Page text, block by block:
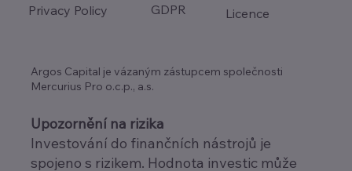
Argos Capital je vázaným zástupcem společnosti
Mercurius Pro o.c.p., a.s.
Upozornění na rizika
Investování do finančních nástrojů je
spojeno s rizikem. Hodnota investic může
Privacy Policy GDPR Licence